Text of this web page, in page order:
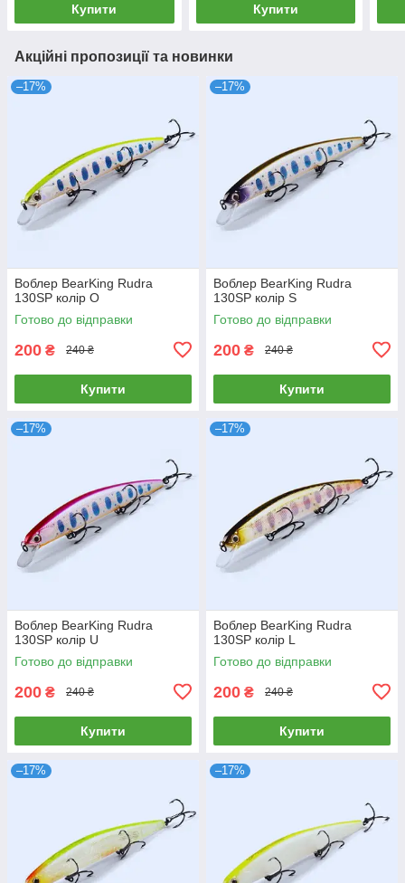
Купити Купити
Акційні пропозиції та новинки
–17%
Воблер BearKing Rudra
130SP колір O
Готово до відправки
200 ₴ 240 ₴
Купити
–17%
Воблер BearKing Rudra
130SP колір S
Готово до відправки
200 ₴ 240 ₴
Купити
–17%
Воблер BearKing Rudra
130SP колір U
Готово до відправки
200 ₴ 240 ₴
Купити
–17%
Воблер BearKing Rudra
130SP колір L
Готово до відправки
200 ₴ 240 ₴
Купити
–17% –17%